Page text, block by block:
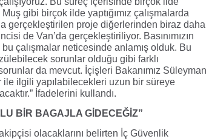
gibi birçok ilde yaptığımız çalışmalarda
gerçekleştirilen proje diğerlerinden biraz daha
de Van’da gerçekleştiriliyor. Basınımızın
çalışmalar neticesinde anlamış olduk. Bu
sorunlar olduğu gibi farklı
da mevcut. İçişleri Bakanımız Süleyman
ilgili yapılabilecekleri uzun bir süreye
İfadelerini kullandı.
BİR BAGAJLA GİDECEĞİZ”
olacaklarını belirten İç Güvenlik